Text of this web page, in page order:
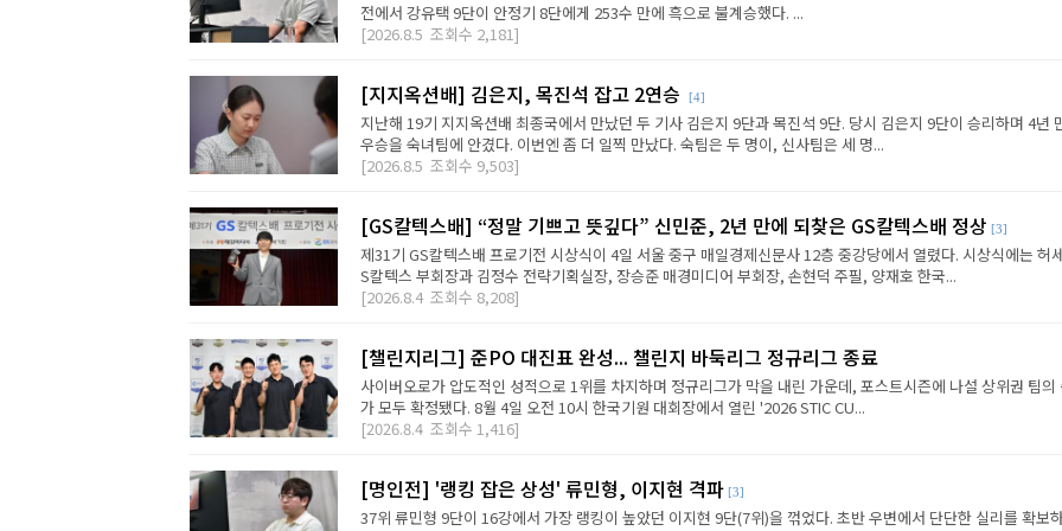
전에서 강유택 9단이 안정기 8단에게 253수 만에 흑으로 불계승했다. ...
[2026.8.5 조회수 2,181]
[지지옥션배] 김은지, 목진석 잡고 2연승 [4]
지난해 19기 지지옥션배 최종국에서 만났던 두 기사 김은지 9단과 목진석 9단. 당시 김은지 9단이 승리하며 4년
우승을 숙녀팀에 안겼다. 이번엔 좀 더 일찍 만났다. 숙팀은 두 명이, 신사팀은 세 명...
[2026.8.5 조회수 9,503]
[GS칼텍스배] “정말 기쁘고 뜻깊다” 신민준, 2년 만에 되찾은 GS칼텍스배 정상 [3]
제31기 GS칼텍스배 프로기전 시상식이 4일 서울 중구 매일경제신문사 12층 중강당에서 열렸다. 시상식에는 허
S칼텍스 부회장과 김정수 전략기획실장, 장승준 매경미디어 부회장, 손현덕 주필, 양재호 한국...
[2026.8.4 조회수 8,208]
[챌린지리그] 준PO 대진표 완성... 챌린지 바둑리그 정규리그 종료
사이버오로가 압도적인 성적으로 1위를 차지하며 정규리그가 막을 내린 가운데, 포스트시즌에 나설 상위권 팀의
가 모두 확정됐다. 8월 4일 오전 10시 한국기원 대회장에서 열린 '2026 STIC CU...
[2026.8.4 조회수 1,416]
[명인전] '랭킹 잡은 상성' 류민형, 이지현 격파 [3]
37위 류민형 9단이 16강에서 가장 랭킹이 높았던 이지현 9단(7위)을 꺾었다. 초반 우변에서 단단한 실리를 확보